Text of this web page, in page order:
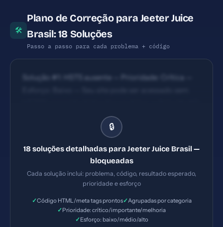
🛠
Plano de Correção para Jeeter Juice
Brasil: 18 Soluções
Passo a passo para cada problema + código
Solução #1: HSTS ausente — Prioridade: Crítica —
Content Security Policy ausente — Prioridade:
Crítica — Esforço: Baixo — Seu site está vulnerável a
Solução #7: Title com 65 caracteres (ideal: 30-60)
— Prioridade: Importante — Esforço: Baixo
🔒
18 soluções detalhadas para Jeeter Juice Brasil —
bloqueadas
Cada solução inclui: problema, código, resultado esperado,
prioridade e esforço
✓Código HTML/meta tags prontos✓Agrupadas por categoria
✓Prioridade: crítico/importante/melhoria
✓Esforço: baixo/médio/alto